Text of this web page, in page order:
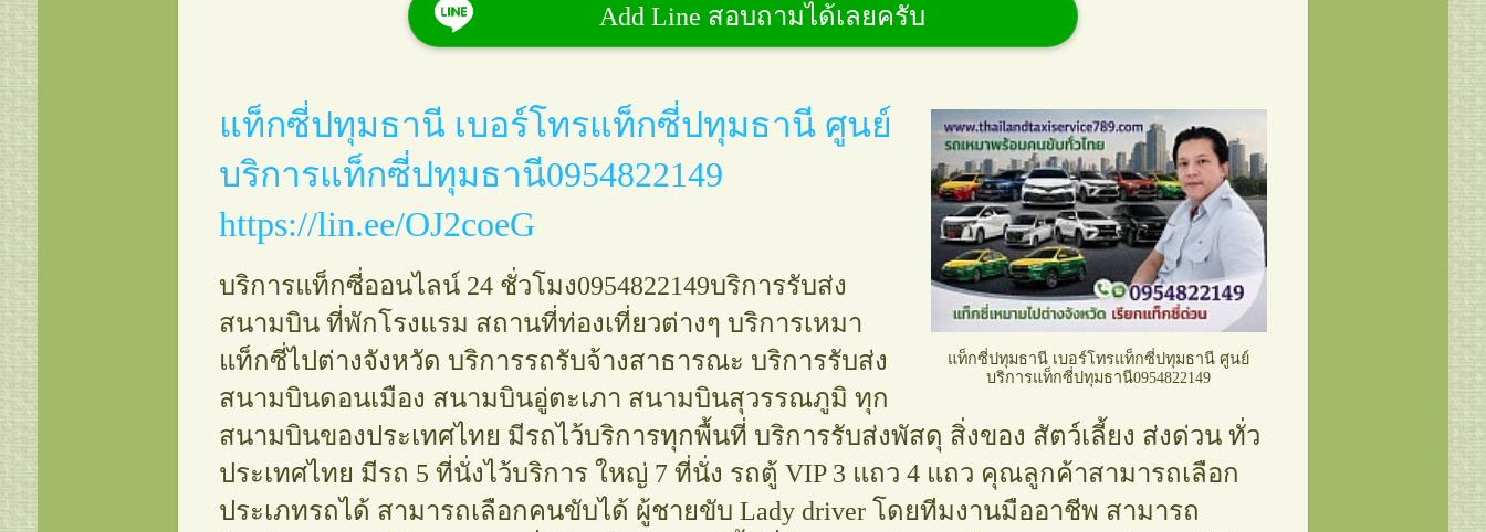
แท็กซี่ชลบุรี เบอร์โทรแท็กซี่ชลบุรี ศูนย์
บริการแท็กซี่ชลบุรี0954822149
แท็กซี่สระบุรี เบอร์โทรแท็กซี่สระบุรี ศูนย์
บริการแท็กซี่สระบุรี0954822149
แท็กซี่จันทบุรี เบอร์โทรแท็กซี่จันทบุรี ศูนย์
บริการแท็กซี่จันทบุรี0954822149
กาญจนบุรี ศูนย์บริการแท็กซี่
กาญจนบุรี0954822149
แท็กซี่เพชรบุรี เบอร์โทรแท็กซี่เพชรบุรี
ศูนย์บริการแท็กซี่เพชรบุรี0954822149
แท็กซี่ลพบุรี เบอร์โทรแท็กซี่ลพบุรี ศูนย์
บริการแท็กซี่ลพบุรี0954822149
แท็กซี่ปทุมธานี เบอร์โทรแท็กซี่ปทุมธานี
ศูนย์บริการแท็กซี่ปทุมธานี0954822149
Add Line สอบถามได้เลยครับ
แท็กซี่ปทุมธานี เบอร์โทรแท็กซี่ปทุมธานี ศูนย์
บริการแท็กซี่ปทุมธานี0954822149
แท็กซี่ปทุมธานี เบอร์โทรแท็กซี่ปทุมธานี ศูนย์
บริการแท็กซี่ปทุมธานี0954822149
https://lin.ee/OJ2coeG
บริการแท็กซี่ออนไลน์ 24 ชั่วโมง0954822149บริการรับส่ง
สนามบิน ที่พักโรงแรม สถานที่ท่องเที่ยวต่างๆ บริการเหมา
แท็กซี่ไปต่างจังหวัด บริการรถรับจ้างสาธารณะ บริการรับส่ง
สนามบินดอนเมือง สนามบินอู่ตะเภา สนามบินสุวรรณภูมิ ทุก
สนามบินของประเทศไทย มีรถไว้บริการทุกพื้นที่ บริการรับส่งพัสดุ สิ่งของ สัตว์เลี้ยง ส่งด่วน ทั่ว
ประเทศไทย มีรถ 5 ที่นั่งไว้บริการ ใหญ่ 7 ที่นั่ง รถตู้ VIP 3 แถว 4 แถว คุณลูกค้าสามารถเลือก
ประเภทรถได้ สามารถเลือกคนขับได้ ผู้ชายขับ Lady driver โดยทีมงานมืออาชีพ สามารถ